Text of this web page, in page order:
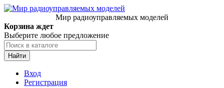
Мир радиоуправляемых моделей
Корзина ждет
Выберите любое предложение
Найти
Вход
Регистрация